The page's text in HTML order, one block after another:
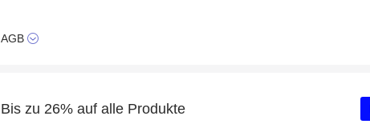
AGB
Bis zu 26% auf alle Produkte